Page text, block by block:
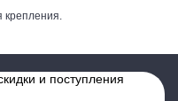
крепления.
и поступления